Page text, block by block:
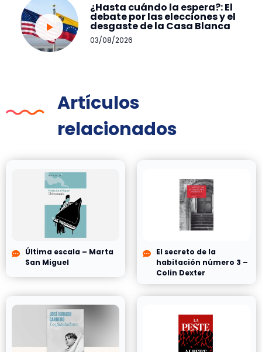
¿Hasta cuándo la espera?: El
debate por las elecciones y el
desgaste de la Casa Blanca
03/08/2026
Artículos
relacionados
Última escala – Marta
San Miguel
El secreto de la
habitación número 3 –
Colin Dexter